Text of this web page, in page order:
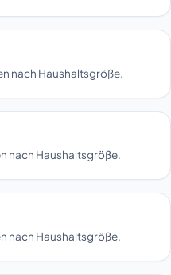
nach Haushaltsgröße.
nach Haushaltsgröße.
nach Haushaltsgröße.